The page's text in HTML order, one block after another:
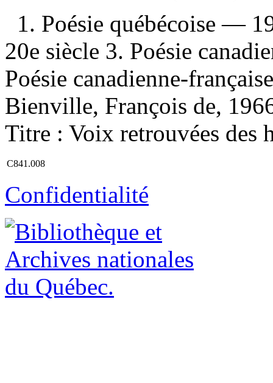
1. Poésie québécoise —
20e siècle 3. Poésie
Poésie canadienne-
Bienville, François de,
Titre : Voix retrouvées des
C841.008
Confidentialité